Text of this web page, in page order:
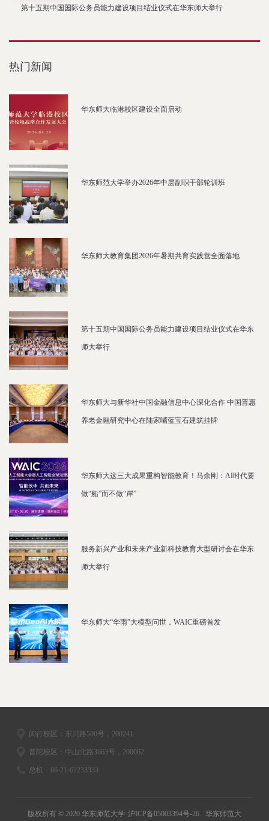
第十五期中国国际公务员能力建设项目结业仪式在华东师大举行
热门新闻
华东师大临港校区建设全面启动
华东师范大学举办2026年中层副职干部轮训班
华东师大教育集团2026年暑期共育实践营全面落地
第十五期中国国际公务员能力建设项目结业仪式在华东
师大举行
华东师大与新华社中国金融信息中心深化合作 中国普惠
养老金融研究中心在陆家嘴蓝宝石建筑挂牌
华东师大这三大成果重构智能教育！马余刚：AI时代要
做“船”而不做“岸”
服务新兴产业和未来产业新科技教育大型研讨会在华东
师大举行
华东师大“华雨”大模型问世，WAIC重磅首发
闵行校区：东川路500号，200241
普陀校区：中山北路3663号，200062
总机：86-21-62233333
版权所有 © 2020 华东师范大学 沪ICP备05003394号-26 华东师范大